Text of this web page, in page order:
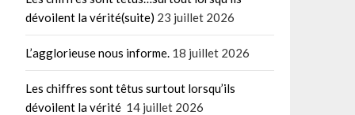
dévoilent la vérité(suite) 23 juillet 2026
L’agglorieuse nous informe. 18 juillet 2026
Les chiffres sont têtus surtout lorsqu’ils
dévoilent la vérité 14 juillet 2026